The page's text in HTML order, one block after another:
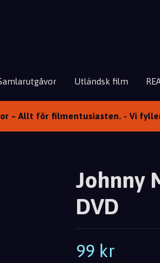
Utländsk film
– Allt för filmentusiasten. - Vi
Johnny
DVD
99 kr